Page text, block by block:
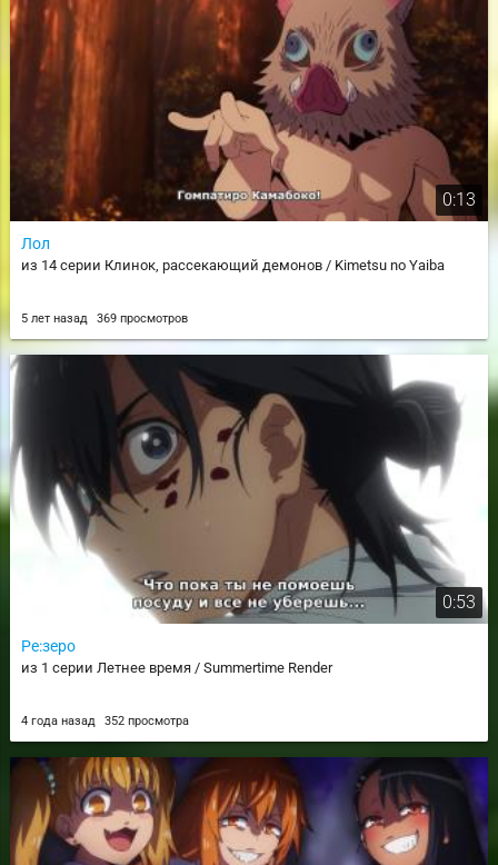
0:13
Лол
из 14 серии Клинок, рассекающий демонов / Kimetsu no Yaiba
5 лет назад 369 просмотров
0:53
Ре:зеро
из 1 серии Летнее время / Summertime Render
4 года назад 352 просмотра